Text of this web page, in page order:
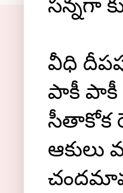
సన్నగా
వీధి
పాకీ పాకీ
సీతాకోక